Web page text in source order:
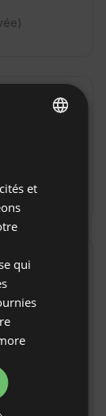
Anhalt)
CZECH
et
qui